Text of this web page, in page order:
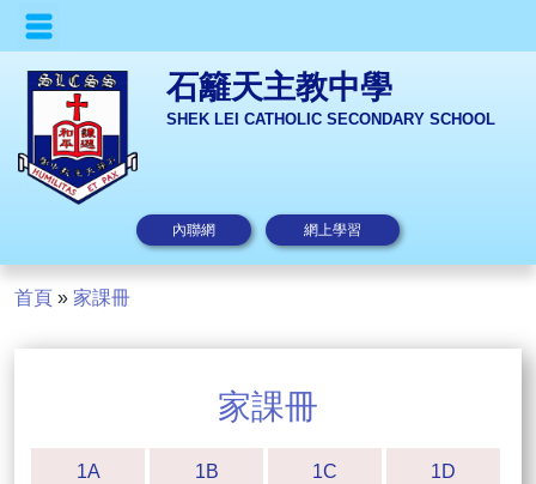
石籬天主教中學
SHEK LEI CATHOLIC SECONDARY SCHOOL
內聯網 網上學習
首頁 » 家課冊
家課冊
1A 1B 1C 1D